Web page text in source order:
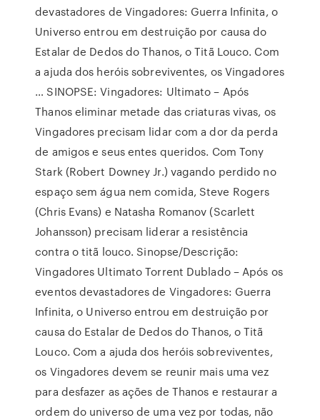
devastadores de Vingadores: Guerra Infinita, o
Universo entrou em destruição por causa do
Estalar de Dedos do Thanos, o Titã Louco. Com
a ajuda dos heróis sobreviventes, os Vingadores
… SINOPSE: Vingadores: Ultimato – Após
Thanos eliminar metade das criaturas vivas, os
Vingadores precisam lidar com a dor da perda
de amigos e seus entes queridos. Com Tony
Stark (Robert Downey Jr.) vagando perdido no
espaço sem água nem comida, Steve Rogers
(Chris Evans) e Natasha Romanov (Scarlett
Johansson) precisam liderar a resistência
contra o titã louco. Sinopse/Descrição:
Vingadores Ultimato Torrent Dublado – Após os
eventos devastadores de Vingadores: Guerra
Infinita, o Universo entrou em destruição por
causa do Estalar de Dedos do Thanos, o Titã
Louco. Com a ajuda dos heróis sobreviventes,
os Vingadores devem se reunir mais uma vez
para desfazer as ações de Thanos e restaurar a
ordem do universo de uma vez por todas, não